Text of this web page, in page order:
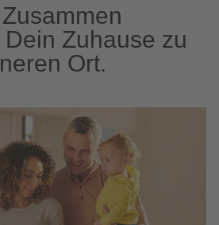
Zuhause zu
Ort.